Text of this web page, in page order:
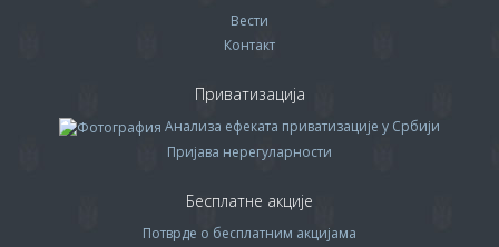
Вести
Контакт
Приватизација
Анализа ефеката приватизације у Србији
Пријава нерегуларности
Бесплатне акције
Потврде о бесплатним акцијама